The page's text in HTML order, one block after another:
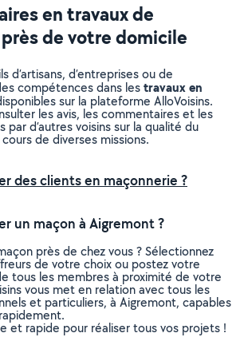
en travaux de
de votre domicile
d’artisans, d’entreprises ou de
compétences dans lestravaux en
sur la plateforme AlloVoisins.
les avis, les commentaires et les
par d’autres voisins sur la qualité du
de diverses missions.
des clients en maçonnerie ?
un maçon à Aigremont ?
près de chez vous ? Sélectionnez
de votre choix ou postez votre
tous les membres à proximité de votre
vous met en relation avec tous les
et particuliers, à Aigremont, capables
et rapide pour réaliser tous vos projets !